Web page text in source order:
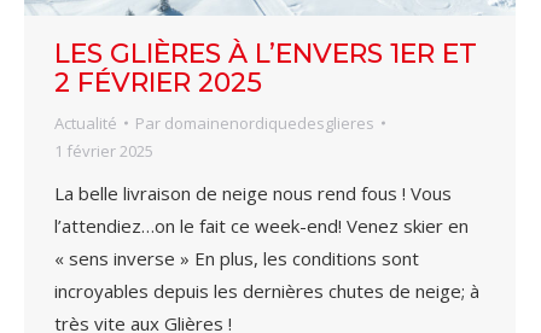
LES GLIÈRES À L’ENVERS 1ER ET
2 FÉVRIER 2025
Actualité Par domainenordiquedesglieres
1 février 2025
La belle livraison de neige nous rend fous ! Vous
l’attendiez…on le fait ce week-end! Venez skier en
« sens inverse » En plus, les conditions sont
incroyables depuis les dernières chutes de neige; à
très vite aux Glières !